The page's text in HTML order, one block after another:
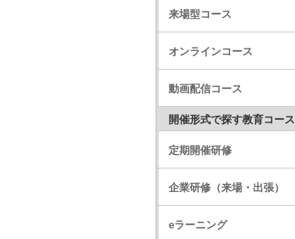
来場型コース
オンラインコース
動画配信コース
開催形式で探す教育コース
定期開催研修
企業研修（来場・出張）
eラーニング